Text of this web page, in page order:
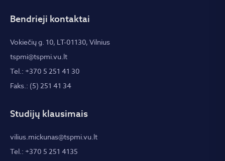
Bendrieji kontaktai
Vokiečių g. 10, LT-01130, Vilnius
tspmi@tspmi.vu.lt
Tel.: +370 5 251 41 30
Faks.: (5) 251 41 34
Studijų klausimais
vilius.mickunas@tspmi.vu.lt
Tel.: +370 5 251 4135